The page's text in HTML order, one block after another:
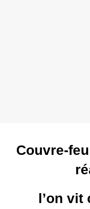
Couvre-
l’on vit